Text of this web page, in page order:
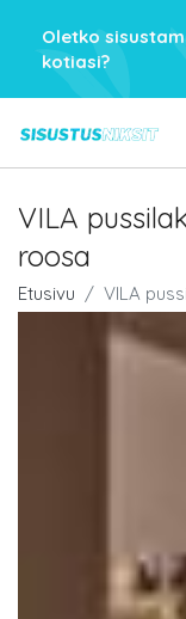
Oletko
kotiasi?
VILA
roosa
Etusivu VILA